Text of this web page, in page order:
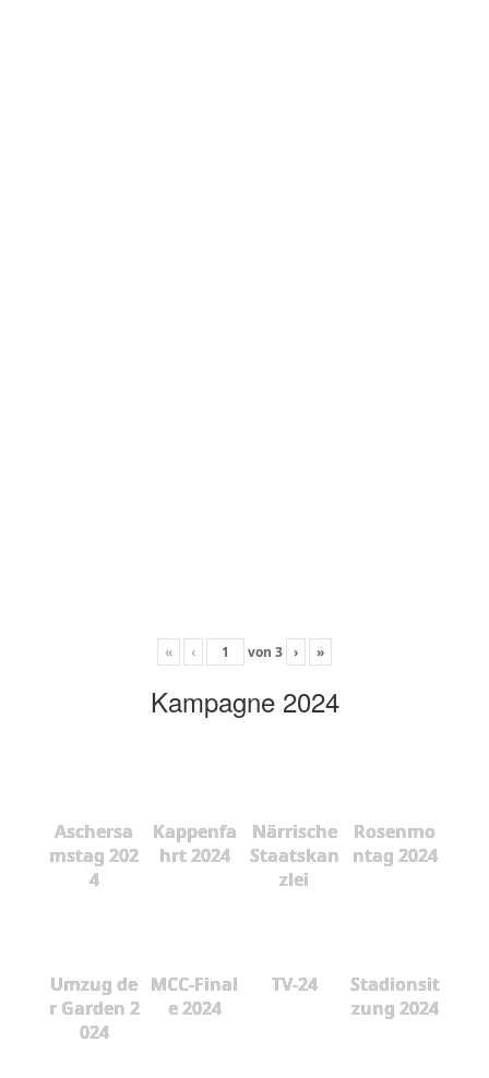
« ‹ von 3 › »
Kampagne 2024
Aschersa
mstag 202
4
Kappenfa
hrt 2024
Närrische
Staatskan
zlei
Rosenmo
ntag 2024
Umzug de
r Garden 2
024
MCC-Final
e 2024
TV-24
Stadionsit
zung 2024